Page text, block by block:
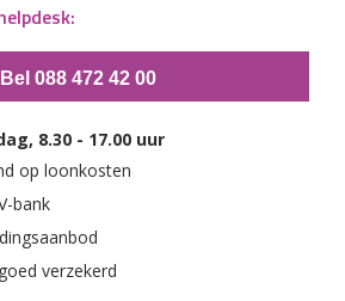
Bel 088 472 42 00
8.30 - 17.00 uur
op loonkosten
bank
verzekerd